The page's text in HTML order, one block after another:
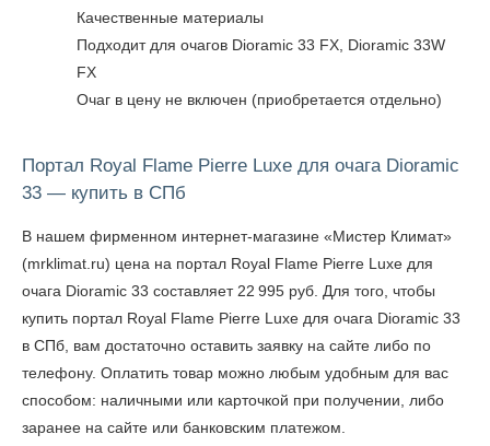
Качественные материалы
Подходит для очагов Dioramic 33 FX, Dioramic 33W
FX
Очаг в цену не включен (приобретается отдельно)
Портал Royal Flame Pierre Luxe для очага Dioramic
33 — купить в СПб
В нашем фирменном интернет-магазине «Мистер Климат»
(mrklimat.ru) цена на портал Royal Flame Pierre Luxe для
очага Dioramic 33 составляет 22 995 руб. Для того, чтобы
купить портал Royal Flame Pierre Luxe для очага Dioramic 33
в СПб , вам достаточно оставить заявку на сайте либо по
телефону. Оплатить товар можно любым удобным для вас
способом: наличными или карточкой при получении, либо
заранее на сайте или банковским платежом.